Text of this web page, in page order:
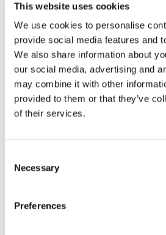
This website uses cookies
We use cookies to personalise
provide social media features and
We also share information about
our social media, advertising and
may combine it with other
provided to them or that they’ve
of their services.
Selection
Necessary
Preferences
Promosso dalMovimento
“Udisha”(“Il raggio di sole che
2004 ha distribuito
30 borse di
beneficiari(ragazzi e ragazze
forza di Ushida, l’appartenenza
volto a promuovere la “cultura del
e Sud del Mondo.
settimana durante l’anno scolastico.
70 – 80 alunni per classe. Questo
seguire i ragazzi individualmente
presso insegnanti privati